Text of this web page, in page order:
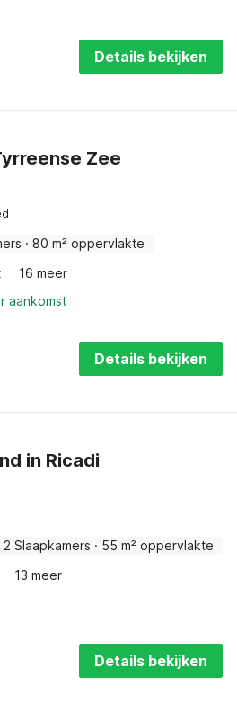
Details bekijken
Zee
· 80 m² oppervlakte
16 meer
aankomst
Details bekijken
in Ricadi
2 Slaapkamers · 55 m² oppervlakte
13 meer
Details bekijken